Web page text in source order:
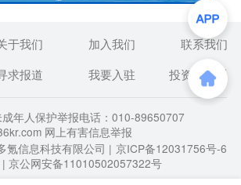
于我们 加入我们
联系我们
求报道 我要入驻 投资者关系
年人保护举报电话：010-89650707
网上有害信息举报
氪信息科技有限公司 | 京ICP备12031756号-6
| 京公网安备11010502057322号